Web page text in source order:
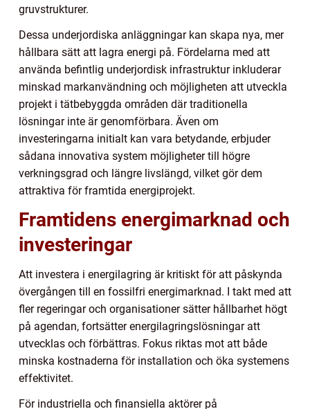
gruvstrukturer.
Dessa underjordiska anläggningar kan skapa nya, mer
hållbara sätt att lagra energi på. Fördelarna med att
använda befintlig underjordisk infrastruktur inkluderar
minskad markanvändning och möjligheten att utveckla
projekt i tätbebyggda områden där traditionella
lösningar inte är genomförbara. Även om
investeringarna initialt kan vara betydande, erbjuder
sådana innovativa system möjligheter till högre
verkningsgrad och längre livslängd, vilket gör dem
attraktiva för framtida energiprojekt.
Framtidens energimarknad och
investeringar
Att investera i energilagring är kritiskt för att påskynda
övergången till en fossilfri energimarknad. I takt med att
fler regeringar och organisationer sätter hållbarhet högt
på agendan, fortsätter energilagringslösningar att
utvecklas och förbättras. Fokus riktas mot att både
minska kostnaderna för installation och öka systemens
effektivitet.
För industriella och finansiella aktörer på